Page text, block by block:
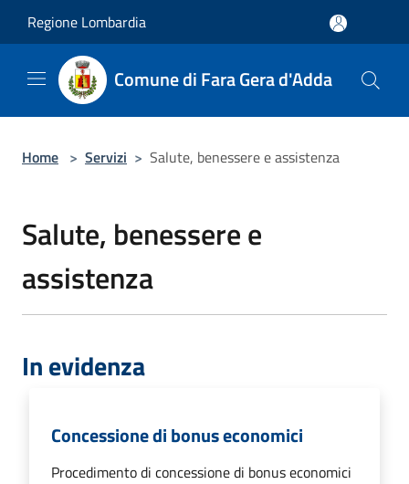
Regione Lombardia
Comune di Fara Gera d'Adda
Home > Servizi > Salute, benessere e assistenza
Salute, benessere e
assistenza
In evidenza
Concessione di bonus economici
Procedimento di concessione di bonus economici